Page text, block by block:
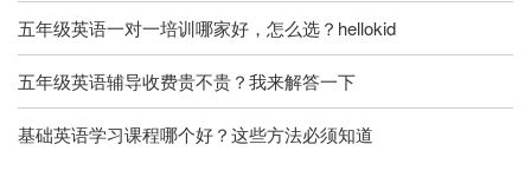
五年级英语一对一培训哪家好，怎么选？hellokid
五年级英语辅导收费贵不贵？我来解答一下
基础英语学习课程哪个好？这些方法必须知道